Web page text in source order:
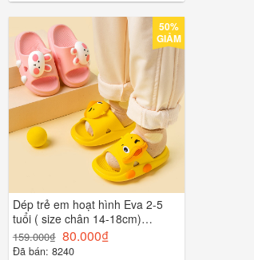
50%
GIẢM
Dép trẻ em hoạt hình Eva 2-5
tuổi ( size chân 14-18cm)
Melittdeer TR815
159.000₫ 80.000₫
Đã bán: 8240